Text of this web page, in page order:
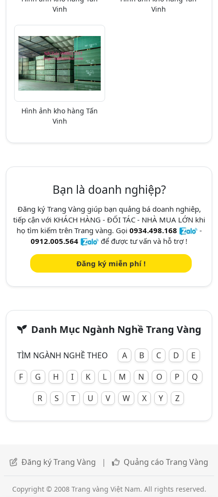
Vinh
Vinh
Hình ảnh kho hàng Tấn
Vinh
Bạn là doanh nghiệp?
Đăng ký Trang Vàng giúp bạn quảng bá doanh nghiêp,
tiếp cận với KHÁCH HÀNG - ĐỐI TÁC - NHÀ MUA LỚN khi
họ tìm kiếm trên Trang vàng. Gọi 0934.498.168
-
0912.005.564
để được tư vấn và hỗ trợ !
Đăng ký miễn phí !
Danh Mục Ngành Nghề Trang Vàng
TÌM NGÀNH NGHỀ THEO A B C D
E
F
G H I K L M N O P
Q
R
S T U V W X Y Z
Đăng ký Trang Vàng | Quảng cáo Trang Vàng
Copyright © 2008 Trang vàng Việt Nam. All rights reserved.